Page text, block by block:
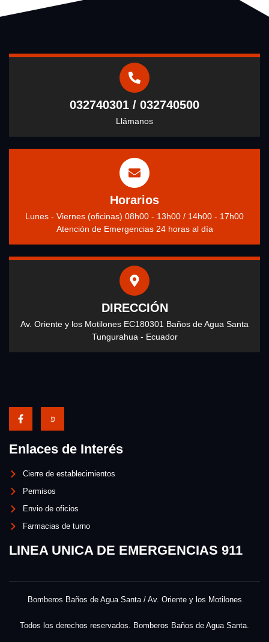
032740301 / 032740500
Llámanos
Horarios
Lunes - Viernes (oficinas) 08h00 - 13h00 / 14h00 - 17h00
Atención de Emergencias 24 horas al día
DIRECCIÓN
Av. Oriente y los Motilones EC180301 Baños de Agua Santa
Tungurahua - Ecuador
Enlaces de Interés
Cierre de establecimientos
Permisos
Envio de oficios
Farmacias de turno
LINEA UNICA DE EMERGENCIAS 911
Bomberos Baños de Agua Santa / Av. Oriente y los Motilones
Todos los derechos reservados. Bomberos Baños de Agua Santa.